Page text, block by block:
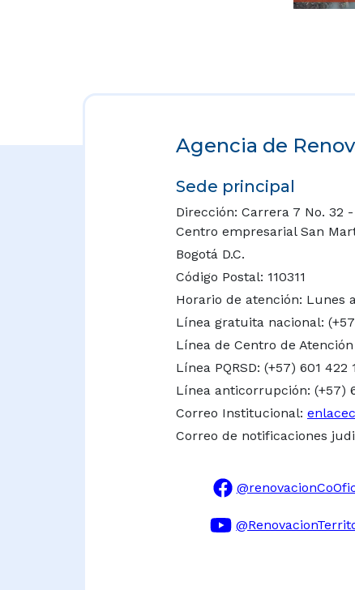
Agencia de
Sede principal
Dirección: Carrera 7 No. 32
Centro empresarial San
Bogotá D.C.
Código Postal: 110311
Horario de atención: Lunes
Línea gratuita nacional:
Línea de Centro de
Línea PQRSD: (+57) 601 422
Línea anticorrupción: (+57)
Correo Institucional:
Correo de notificaciones